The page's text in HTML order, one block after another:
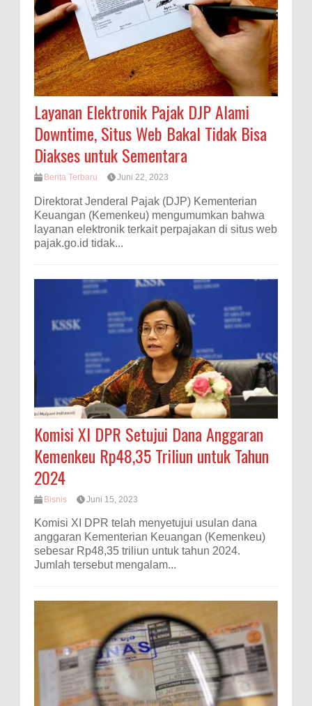
Layanan Elektronik Pajak DJP Alami
Downtime, Situs Web Bakal Tidak Bisa
Diakses untuk Sementara
Berita Terbaru Juni 22, 2023
Direktorat Jenderal Pajak (DJP) Kementerian
Keuangan (Kemenkeu) mengumumkan bahwa
layanan elektronik terkait perpajakan di situs web
pajak.go.id tidak...
Komisi XI DPR Setujui Dana Anggaran
Kemenkeu Rp48,35 Triliun untuk Tahun
2024
Bisnis Juni 15, 2023
Komisi XI DPR telah menyetujui usulan dana
anggaran Kementerian Keuangan (Kemenkeu)
sebesar Rp48,35 triliun untuk tahun 2024.
Jumlah tersebut mengalam...